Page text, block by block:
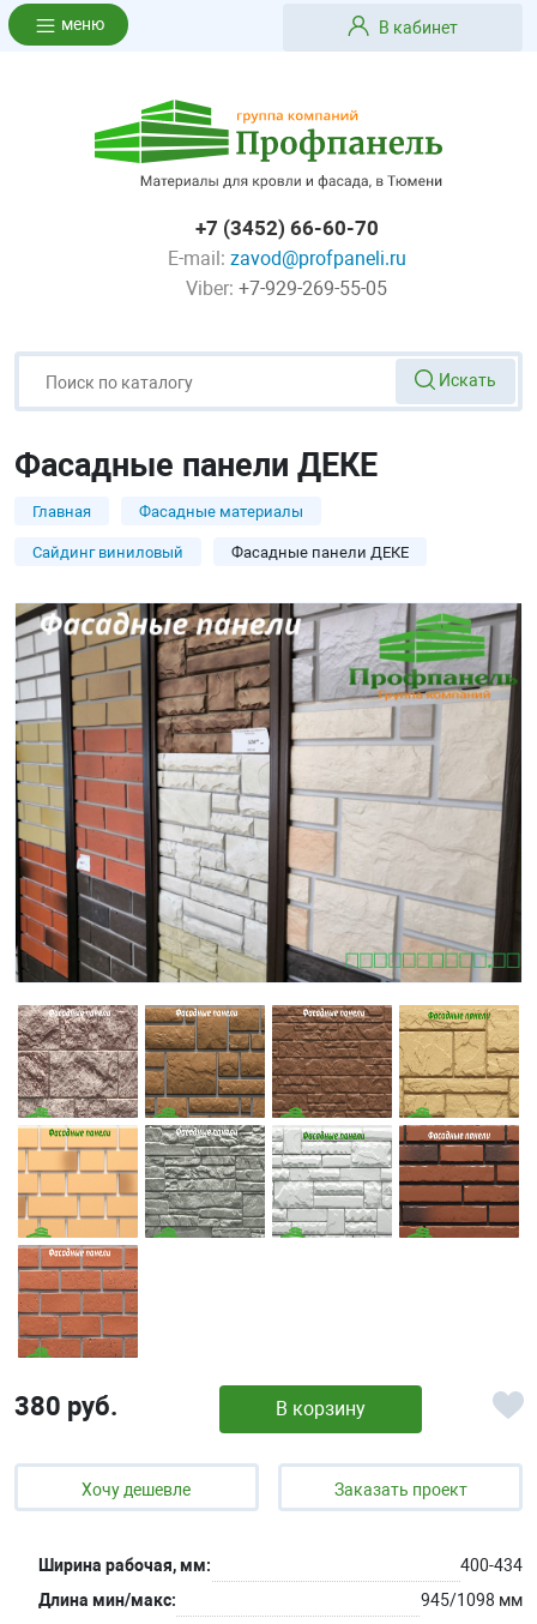
В кабинет
+7 (3452) 66-60-70
E-mail: zavod@profpaneli.ru
Viber: +7-929-269-55-05
Искать
Фасадные панели ДЕКЕ
Главная Фасадные материалы
Сайдинг виниловый Фасадные панели ДЕКЕ
380 руб. В корзину
Хочу дешевле Заказать проект
Ширина рабочая, мм:
400-434
Длина мин/макс:
945/1098 мм
меню